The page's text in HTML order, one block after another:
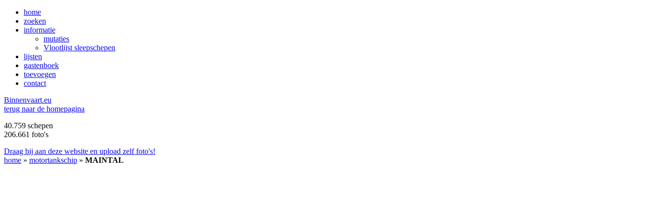
home
zoeken
informatie
mutaties
Vlootlijst sleepschepen
lijsten
gastenboek
toevoegen
contact
Binnenvaart.eu
terug naar de homepagina
40.759 schepen
206.661 foto's
Draag bij aan deze website en upload zelf foto's!
home » motortankschip » MAINTAL